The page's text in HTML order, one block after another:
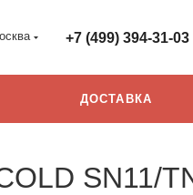
+7 (499) 394-31-03
ДОСТАВКА
SN11/